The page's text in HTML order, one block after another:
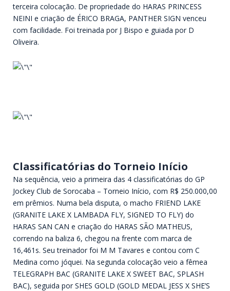
terceira colocação. De propriedade do HARAS PRINCESS
NEINI e criação de ÉRICO BRAGA, PANTHER SIGN venceu
com facilidade. Foi treinada por J Bispo e guiada por D
Oliveira.
Classificatórias do Torneio Início
Na sequência, veio a primeira das 4 classificatórias do GP
Jockey Club de Sorocaba – Torneio Início, com R$ 250.000,00
em prêmios. Numa bela disputa, o macho FRIEND LAKE
(GRANITE LAKE X LAMBADA FLY, SIGNED TO FLY) do
HARAS SAN CAN e criação do HARAS SÃO MATHEUS,
correndo na baliza 6, chegou na frente com marca de
16,461s. Seu treinador foi M M Tavares e contou com C
Medina como jóquei. Na segunda colocação veio a fêmea
TELEGRAPH BAC (GRANITE LAKE X SWEET BAC, SPLASH
BAC), seguida por SHES GOLD (GOLD MEDAL JESS X SHE’S